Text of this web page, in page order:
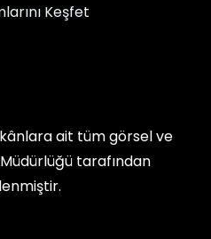
Keşfet
ait tüm görsel ve
tarafından